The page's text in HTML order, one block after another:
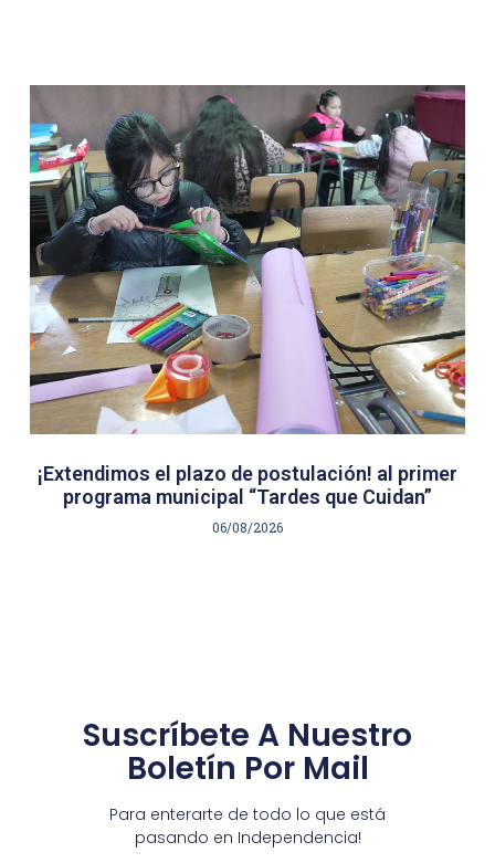
¡Extendimos el plazo de postulación! al primer
programa municipal “Tardes que Cuidan”
06/08/2026
Suscríbete A Nuestro
Boletín Por Mail
Para enterarte de todo lo que está
pasando en Independencia!